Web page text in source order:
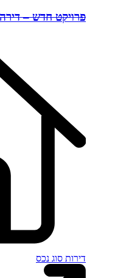
פרויקט חדש –
דירות סוג נכס